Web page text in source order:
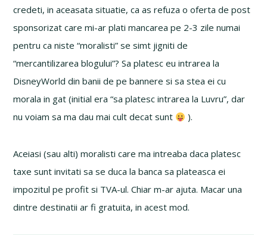
credeti, in aceasata situatie, ca as refuza o oferta de post
sponsorizat care mi-ar plati mancarea pe 2-3 zile numai
pentru ca niste “moralisti” se simt jigniti de
“mercantilizarea blogului”? Sa platesc eu intrarea la
DisneyWorld din banii de pe bannere si sa stea ei cu
morala in gat (initial era “sa platesc intrarea la Luvru”, dar
nu voiam sa ma dau mai cult decat sunt
).
Aceiasi (sau alti) moralisti care ma intreaba daca platesc
taxe sunt invitati sa se duca la banca sa plateasca ei
impozitul pe profit si TVA-ul. Chiar m-ar ajuta. Macar una
dintre destinatii ar fi gratuita, in acest mod.